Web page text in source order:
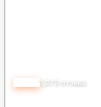
1,273 отзива